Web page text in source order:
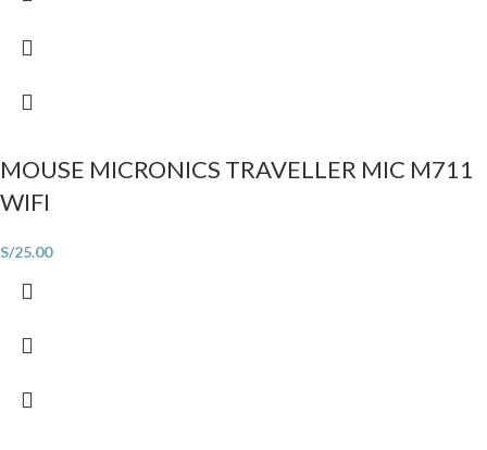
MOUSE MICRONICS TRAVELLER MIC M711
WIFI
S/25.00